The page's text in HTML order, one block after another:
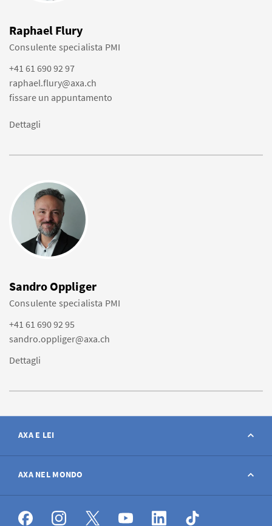
Raphael Flury
Consulente specialista PMI
+41 61 690 92 97
raphael.flury@axa.ch
fissare un appuntamento
Dettagli
Sandro Oppliger
Consulente specialista PMI
+41 61 690 92 95
sandro.oppliger@axa.ch
Dettagli
AXA E LEI
Contatto
Avviso sinistro
AXA NEL MONDO
AXA nel mondo